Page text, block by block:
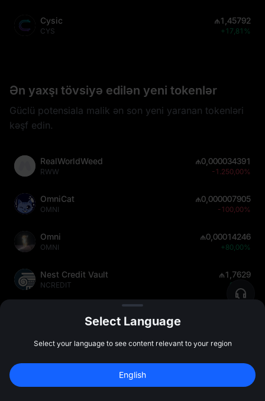
Cysic
CYS
₼1,45792
+17,81%
Ən yaxşı tövsiyə edilən yeni tokenlər
Güclü potensiala malik ən son yeni yaranan tokenləri
kəşf edin.
RealWorldWeed
RWW
₼0,000034391
-1.250,00%
OmniCat
OMNI
₼0,000007905
-100,00%
Omni
OMNI
₼0,00014246
+80,00%
Nest Credit Vault
NCREDIT
₼1,7629
0,00%
İmtina
Select Language
Select your language to see content relevant to your region
English